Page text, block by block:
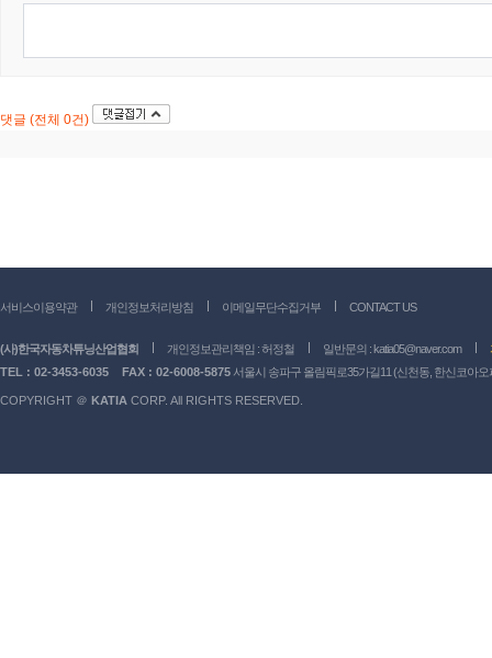
댓글 (전체 0건)
서비스이용약관 개인정보처리방침 이메일무단수집거부 CONTACT US
(사)한국자동차튜닝산업협회 개인정보관리책임 : 허정철 일반문의 :katia05@naver.com
TEL : 02-3453-6035
FAX : 02-6008-5875 서울시 송파구 올림픽로35가길11 (신천동, 한신코아오
COPYRIGHT ＠ KATIA CORP. All RIGHTS RESERVED.